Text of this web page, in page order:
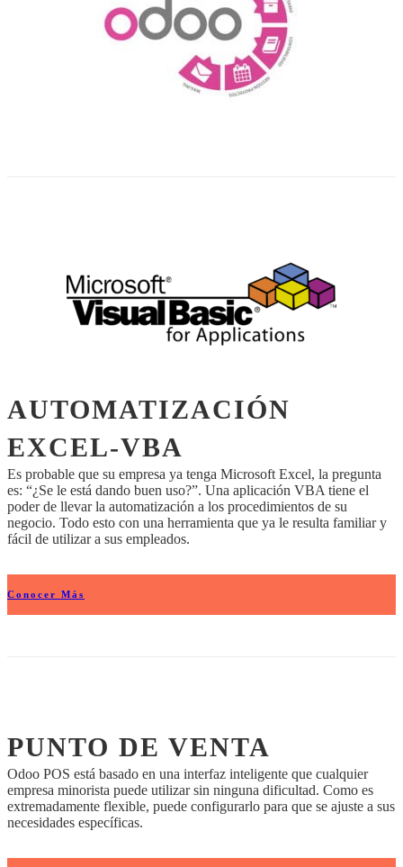
AUTOMATIZACIÓN
EXCEL-VBA
Es probable que su empresa ya tenga Microsoft Excel, la pregunta
es: “¿Se le está dando buen uso?”. Una aplicación VBA tiene el
poder de llevar la automatización a los procedimientos de su
negocio. Todo esto con una herramienta que ya le resulta familiar y
fácil de utilizar a sus empleados.
Conocer Más
PUNTO DE VENTA
Odoo POS está basado en una interfaz inteligente que cualquier
empresa minorista puede utilizar sin ninguna dificultad. Como es
extremadamente flexible, puede configurarlo para que se ajuste a sus
necesidades específicas.